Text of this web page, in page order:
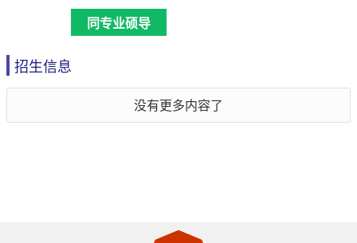
同专业硕导
招生信息
没有更多内容了